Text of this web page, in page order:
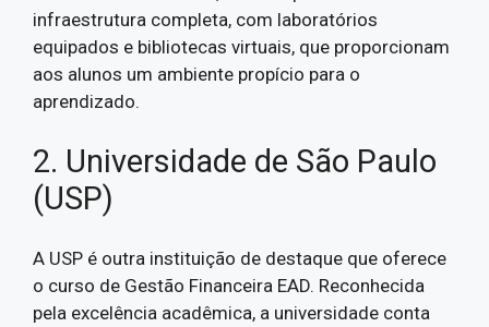
infraestrutura completa, com laboratórios
equipados e bibliotecas virtuais, que proporcionam
aos alunos um ambiente propício para o
aprendizado.
2. Universidade de São Paulo
(USP)
A USP é outra instituição de destaque que oferece
o curso de Gestão Financeira EAD. Reconhecida
pela excelência acadêmica, a universidade conta